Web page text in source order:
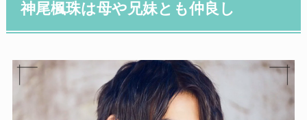
神尾楓珠は母や兄妹とも仲良し